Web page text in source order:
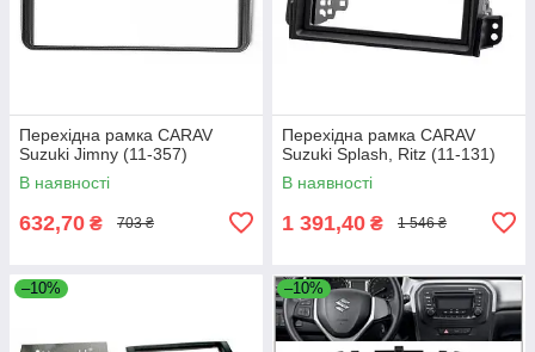
Перехідна рамка CARAV
Suzuki Jimny (11-357)
В наявності
632,70 ₴ 703 ₴
Перехідна рамка CARAV
Suzuki Splash, Ritz (11-131)
В наявності
1 391,40 ₴ 1 546 ₴
–10% –10%